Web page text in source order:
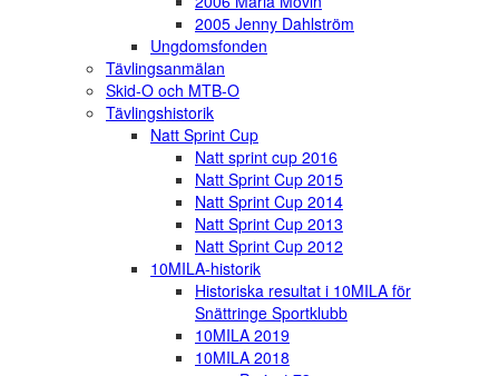
2005 Jenny Dahlström
Ungdomsfonden
Tävlingsanmälan
Skid-O och MTB-O
Tävlingshistorik
Natt Sprint Cup
Natt sprint cup 2016
Natt Sprint Cup 2015
Natt Sprint Cup 2014
Natt Sprint Cup 2013
Natt Sprint Cup 2012
10MILA-historik
Historiska resultat i 10MILA för
Snättringe Sportklubb
10MILA 2019
10MILA 2018